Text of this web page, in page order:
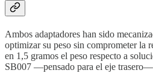
Ambos adaptadores han sido
optimizar su peso sin comprometer la
en 1,5 gramos el peso respecto a
SB007 —pensado para el eje trasero—